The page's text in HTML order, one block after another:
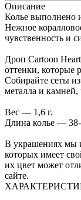
Описание
Колье выполнено
Нежное
чувственность и
Дроп Cartoon
оттенки, которые
Собирайте сеты
металла и
Вес — 1,6 г.
Длина колье — 38-
В украшениях мы
которых имеет
их цвет может
сайте.